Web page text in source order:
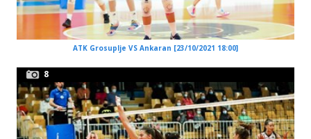
ATK Grosuplje VS Ankaran [23/10/2021 18:00]
8